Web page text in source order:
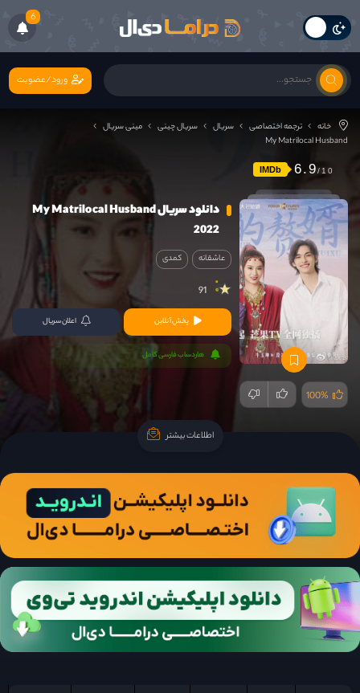
6
ورود/عضویت
خانه ترجمه اختصاصی سریال سریال چینی
مینی سریال
My Matrilocal Husband
IMDb 6.9
100%
دانلود سریال My Matrilocal Husband
2022
عاشقانه کمدی
91
پخش آنلاین اعلان سریال
هاردساب فارسی کامل
اطلاعات بیشتر